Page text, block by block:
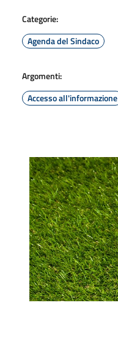
Categorie:
Agenda del Sindaco
Argomenti:
Accesso all'informazione